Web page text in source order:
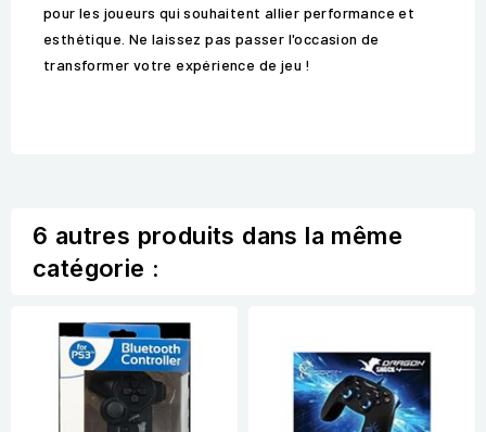
pour les joueurs qui souhaitent allier performance et
esthétique. Ne laissez pas passer l'occasion de
transformer votre expérience de jeu !
6 autres produits dans la même
catégorie :